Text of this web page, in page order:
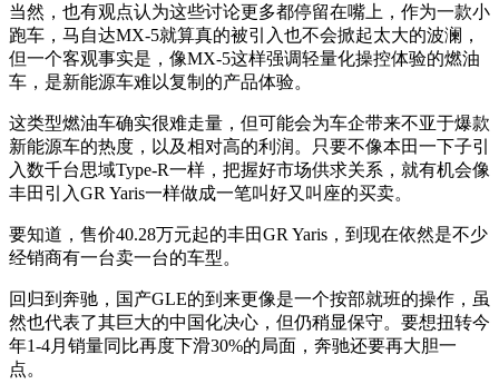
当然，也有观点认为这些讨论更多都停留在嘴上，作为一款小
跑车，马自达MX-5就算真的被引入也不会掀起太大的波澜，
但一个客观事实是，像MX-5这样强调轻量化操控体验的燃油
车，是新能源车难以复制的产品体验。
这类型燃油车确实很难走量，但可能会为车企带来不亚于爆款
新能源车的热度，以及相对高的利润。只要不像本田一下子引
入数千台思域Type-R一样，把握好市场供求关系，就有机会像
丰田引入GR Yaris一样做成一笔叫好又叫座的买卖。
要知道，售价40.28万元起的丰田GR Yaris，到现在依然是不少
经销商有一台卖一台的车型。
回归到奔驰，国产GLE的到来更像是一个按部就班的操作，虽
然也代表了其巨大的中国化决心，但仍稍显保守。要想扭转今
年1-4月销量同比再度下滑30%的局面，奔驰还要再大胆一
点。